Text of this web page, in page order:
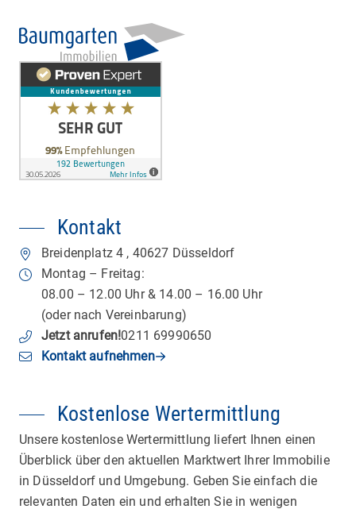
Kontakt
Breidenplatz 4 , 40627 Düsseldorf
Montag – Freitag:
08.00 – 12.00 Uhr & 14.00 – 16.00 Uhr
(oder nach Vereinbarung)
Jetzt anrufen!0211 69990650
Kontakt aufnehmen
Kostenlose Wertermittlung
Unsere kostenlose Wertermittlung liefert Ihnen einen
Überblick über den aktuellen Marktwert Ihrer Immobilie
in Düsseldorf und Umgebung. Geben Sie einfach die
relevanten Daten ein und erhalten Sie in wenigen